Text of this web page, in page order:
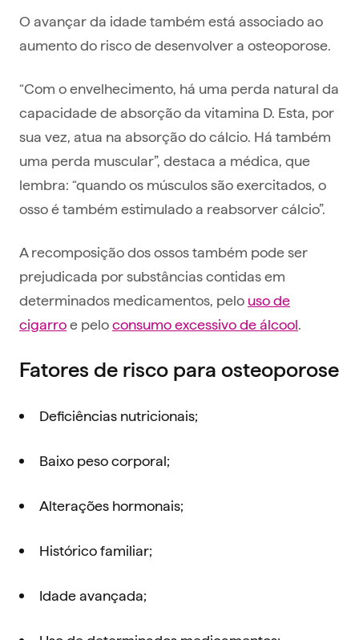
O avançar da idade também está associado ao
aumento do risco de desenvolver a osteoporose.
“Com o envelhecimento, há uma perda natural da
capacidade de absorção da vitamina D. Esta, por
sua vez, atua na absorção do cálcio. Há também
uma perda muscular”, destaca a médica, que
lembra: “quando os músculos são exercitados, o
osso é também estimulado a reabsorver cálcio”.
A recomposição dos ossos também pode ser
prejudicada por substâncias contidas em
determinados medicamentos, pelo uso de
cigarroe peloconsumo excessivo de álcool.
Fatores de risco para osteoporose
Deficiências nutricionais;
Baixo peso corporal;
Alterações hormonais;
Histórico familiar;
Idade avançada;